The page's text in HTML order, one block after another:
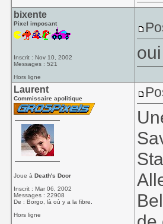
bixente
Pixel imposant
Inscrit : Nov 10, 2002
Messages : 521
Hors ligne
Laurent
Commissaire apolitique
Joue àDeath's Door
Inscrit : Mar 06, 2002
Messages : 22908
De : Borgo, là où y a la fibre.
Hors ligne